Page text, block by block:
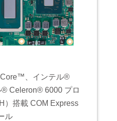
、インテル®
Celeron® 6000 プロ
）搭載 COM Express
ル